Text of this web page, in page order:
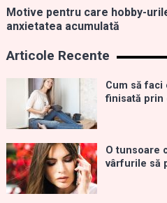
Motive pentru care hobby-
anxietatea acumulată
Articole Recente
Cum să faci
finisată prin
O tunsoare
vârfurile să